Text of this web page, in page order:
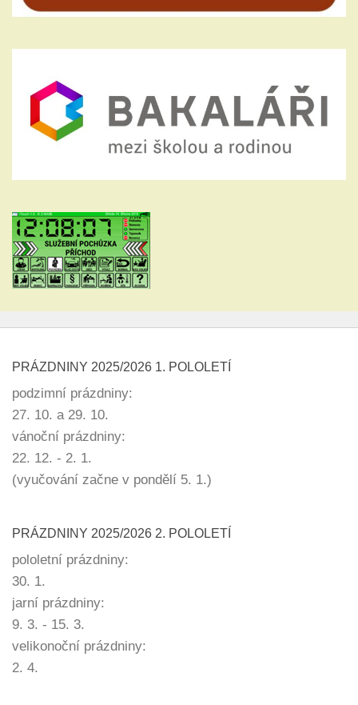
PRÁZDNINY 2025/2026 1. POLOLETÍ
podzimní prázdniny:
27. 10. a 29. 10.
vánoční prázdniny:
22. 12. - 2. 1.
(vyučování začne v pondělí 5. 1.)
PRÁZDNINY 2025/2026 2. POLOLETÍ
pololetní prázdniny:
30. 1.
jarní prázdniny:
9. 3. - 15. 3.
velikonoční prázdniny:
2. 4.